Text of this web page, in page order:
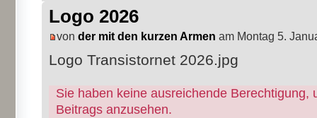
Logo 2026
von der mit den kurzen Armen am Montag 5.
Logo Transistornet 2026.jpg
Sie haben keine ausreichende Berechtigung,
Beitrags anzusehen.